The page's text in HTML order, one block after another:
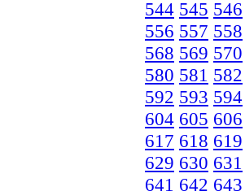
544 545 546
556 557 558
568 569 570
580 581 582
592 593 594
604 605 606
617 618 619
629 630 631
641 642 643